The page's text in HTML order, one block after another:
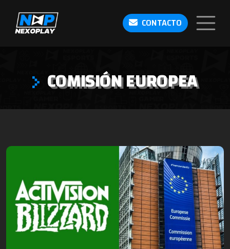
CONTACTO
COMISIÓN EUROPEA